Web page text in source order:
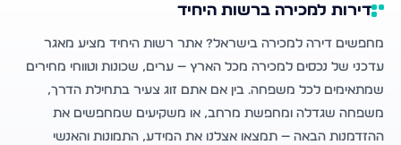
דירות למכירה ברשות היחיד
מחפשים דירה למכירה בישראל? אתר רשות היחיד מציע מאגר
עדכני של נכסים למכירה מכל הארץ — ערים, שכונות וטווחי מחירים
שמתאימים לכל משפחה. בין אם אתם זוג צעיר בתחילת הדרך,
משפחה שגדלה ומחפשת מרחב, או משקיעים שמחפשים את
ההזדמנות הבאה — תמצאו אצלנו את המידע, התמונות והאנשי